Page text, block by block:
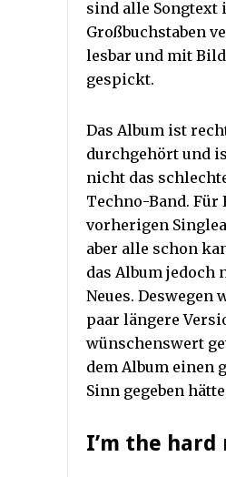
sind alle Songtext
Großbuchstaben
lesbar und mit
gespickt.
Das Album ist
durchgehört und
nicht das
Techno-Band. Für
vorherigen
aber alle schon
das Album jedoch
Neues. Deswegen
paar längere
wünschenswert
dem Album einen
Sinn gegeben
I’m the hard